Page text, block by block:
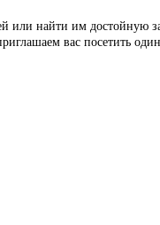
или найти им достойную
вас посетить